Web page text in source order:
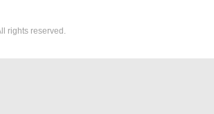
rights reserved.